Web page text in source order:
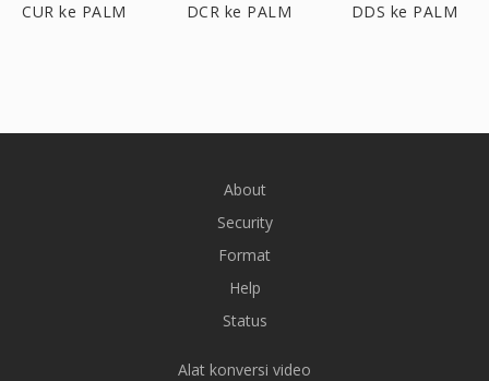
CUR ke PALM DCR ke PALM DDS ke PALM
About
Security
Format
Help
Status
Alat konversi video